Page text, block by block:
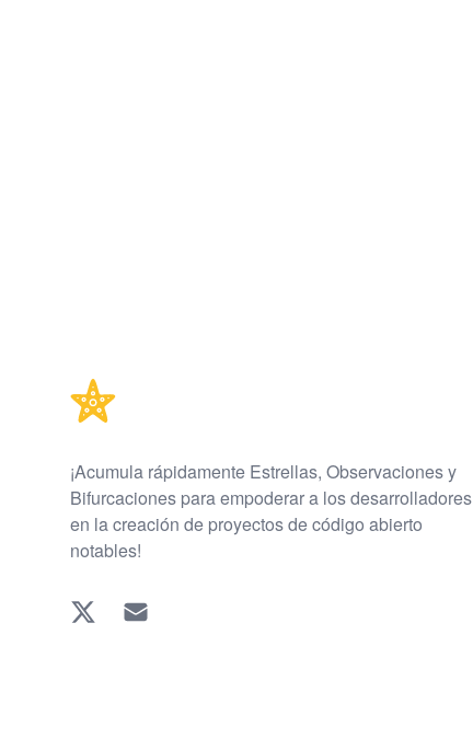
¡Acumula rápidamente Estrellas, Observaciones y
Bifurcaciones para empoderar a los desarrolladores
en la creación de proyectos de código abierto
notables!
Twitter EMAIL